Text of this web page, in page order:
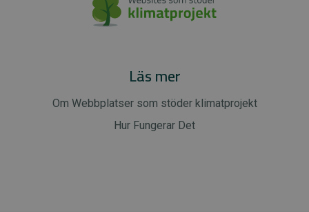
Läs mer
Om Webbplatser som stöder klimatprojekt
Hur Fungerar Det